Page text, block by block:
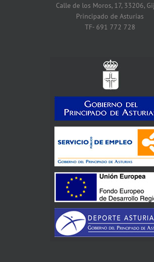
Calle de los Moros, 17, 33206,
Principado de Asturias
TF- 691 772 728